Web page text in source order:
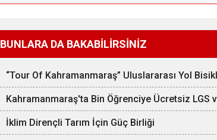
BUNLARA DA BAKABİLİRSİNİZ
“Tour Of Kahramanmaraş” Uluslararası Yol
Kahramanmaraş'ta Bin Öğrenciye Ücretsiz LGS
İklim Dirençli Tarım İçin Güç Birliği